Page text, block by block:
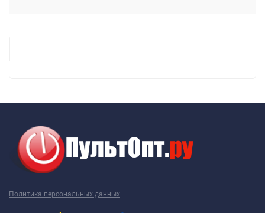
Политика персональных данных